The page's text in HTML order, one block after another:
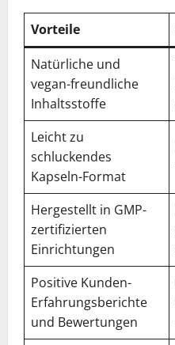
Vorteile
Natürliche und
vegan-freundliche
Inhaltsstoffe
Leicht zu
schluckendes
Kapseln-Format
Hergestellt in GMP-
zertifizierten
Einrichtungen
Positive Kunden-
Erfahrungsberichte
und Bewertungen